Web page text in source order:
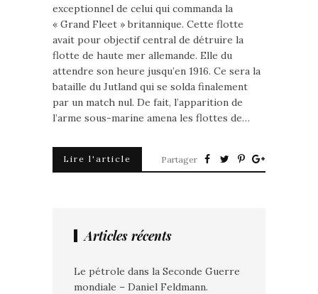
exceptionnel de celui qui commanda la
« Grand Fleet » britannique. Cette flotte
avait pour objectif central de détruire la
flotte de haute mer allemande. Elle du
attendre son heure jusqu’en 1916. Ce sera la
bataille du Jutland qui se solda finalement
par un match nul. De fait, l’apparition de
l’arme sous-marine amena les flottes de…
Lire l'article Partager
Articles récents
Le pétrole dans la Seconde Guerre
mondiale – Daniel Feldmann.